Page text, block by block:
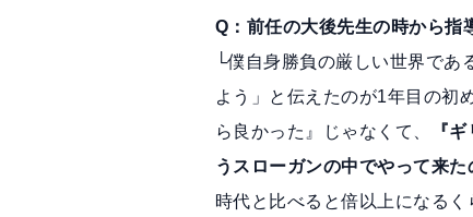
Q：前任の大後先生の時から指
└僕自身勝負の厳しい世界であ
よう」と伝えたのが1年目の初
ら良かった』じゃなくて、
『
うスローガンの中でやって来
時代と比べると倍以上になる